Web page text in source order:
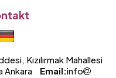
Kızılırmak Mahallesi
Ankara
Email:info